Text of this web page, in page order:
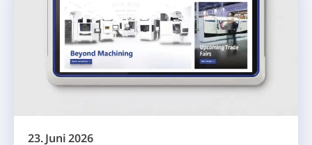
23. Juni 2026